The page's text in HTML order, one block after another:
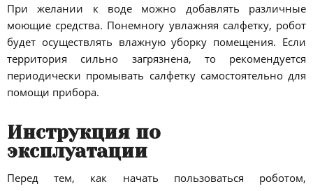
При желании к воде можно добавлять различные
моющие средства. Понемногу увлажняя салфетку, робот
будет осуществлять влажную уборку помещения. Если
территория сильно загрязнена, то рекомендуется
периодически промывать салфетку самостоятельно для
помощи прибора.
Инструкция по
эксплуатации
Перед тем, как начать пользоваться роботом,